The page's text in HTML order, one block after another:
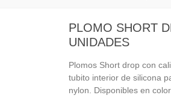
PLOMO SHORT
UNIDADES
Plomos Short drop con
tubito interior de silicona
nylon. Disponibles en